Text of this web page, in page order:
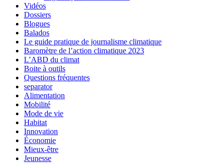
Vidéos
Dossiers
Blogues
Balados
Le guide pratique de journalisme climatique
Baromètre de l’action climatique 2023
L’ABD du climat
Boite à outils
Questions fréquentes
separator
Alimentation
Mobilité
Mode de vie
Habitat
Innovation
Économie
Mieux-être
Jeunesse